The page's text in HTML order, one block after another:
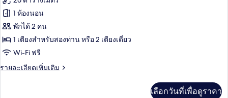
Room,
Terrace,
View
ทั้งหมด
ของ
ห้อง
จู
เนียร์
1 ห้องนอน
พักได้ 2 คน
1 เตียงสำหรับสองท่าน หรือ 2 เตียงเดี่ยว
Wi-Fi ฟรี
รายละเอียดเพิ่มเติม
ราย
เลือกวันที่เพื่อดูราคา